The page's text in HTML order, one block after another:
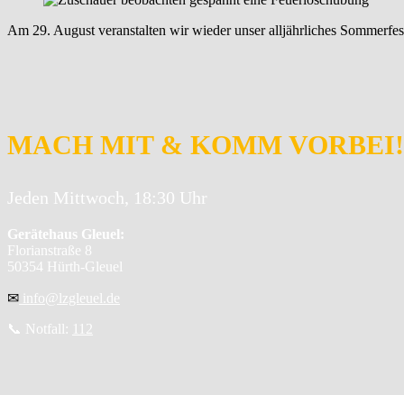
Am 29. August veranstalten wir wieder unser alljährliches
MACH MIT & KOMM VORBEI!
Jeden Mittwoch, 18:30 Uhr
Gerätehaus Gleuel:
Florianstraße 8
50354 Hürth-Gleuel
✉ info@lzgleuel.de
📞 Notfall: 112